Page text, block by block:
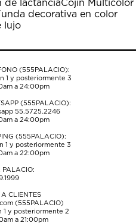
de lactanciaCojín Multicolor
decorativa en color
lujo
(555PALACIO):
1 y posteriormente 3
a 24:00pm
(555PALACIO):
55.5725.2246
a 24:00pm
(555PALACIO):
1 y posteriormente 3
a 22:00pm
PALACIO:
CLIENTES
(555PALACIO)
1 y posteriormente 2
a 21:00pm